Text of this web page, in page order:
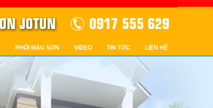
PHỐI MÀU SƠN VIDEO TIN TỨC LIÊN HỆ